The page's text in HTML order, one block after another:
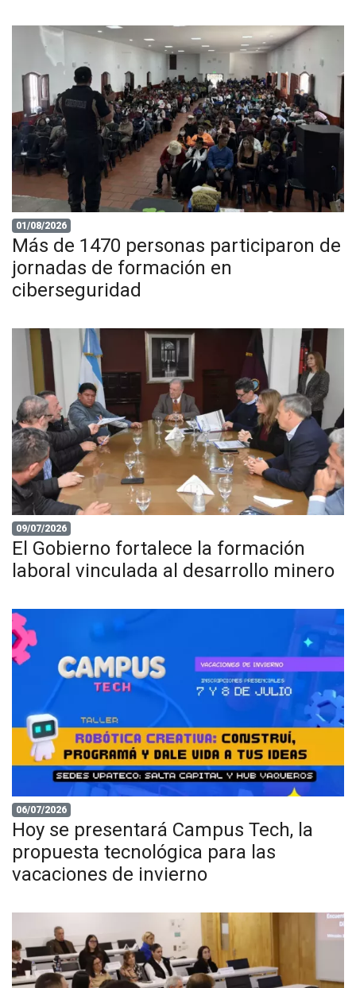
01/08/2026
Más de 1470 personas participaron de
jornadas de formación en
ciberseguridad
09/07/2026
El Gobierno fortalece la formación
laboral vinculada al desarrollo minero
06/07/2026
Hoy se presentará Campus Tech, la
propuesta tecnológica para las
vacaciones de invierno